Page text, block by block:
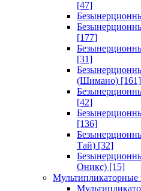
[47]
[177]
[31]
(Шимано) [161]
[42]
[136]
Тай) [32]
Оникс) [15]
Мультипликаторные